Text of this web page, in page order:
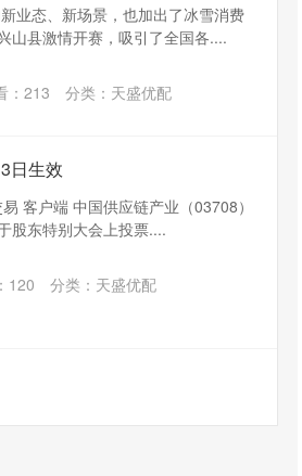
业态、新场景，也加出了冰雪消费
山县激情开赛，吸引了全国各....
： 213 分类： 天盛优配
日生效
客户端 中国供应链产业（03708）
股东特别大会上投票....
120 分类： 天盛优配
4651.31